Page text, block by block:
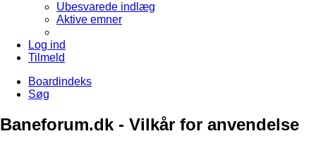
Ubesvarede indlæg
Aktive emner
Log ind
Tilmeld
Boardindeks
Søg
Baneforum.dk - Vilkår for anvendelse